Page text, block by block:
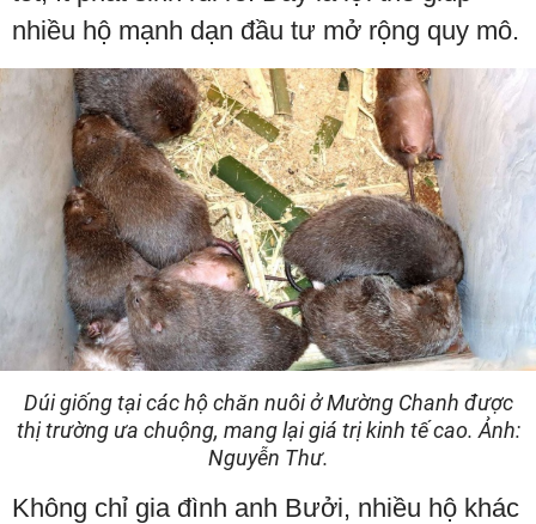
nhiều hộ mạnh dạn đầu tư mở rộng quy mô.
Dúi giống tại các hộ chăn nuôi ở Mường Chanh được
thị trường ưa chuộng, mang lại giá trị kinh tế cao. Ảnh:
Nguyễn Thư.
Không chỉ gia đình anh Bưởi, nhiều hộ khác